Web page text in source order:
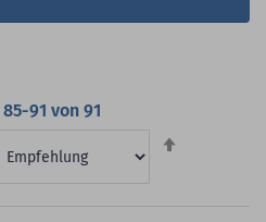
85-91 von 91